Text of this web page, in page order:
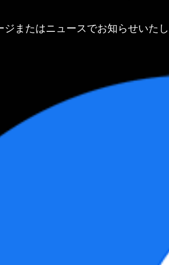
またはニュースでお知らせいた